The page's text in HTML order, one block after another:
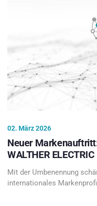
02. März 2026
Neuer
WALTHER ELECTRIC
Mit der Umbenennung
internationales Markenprofil